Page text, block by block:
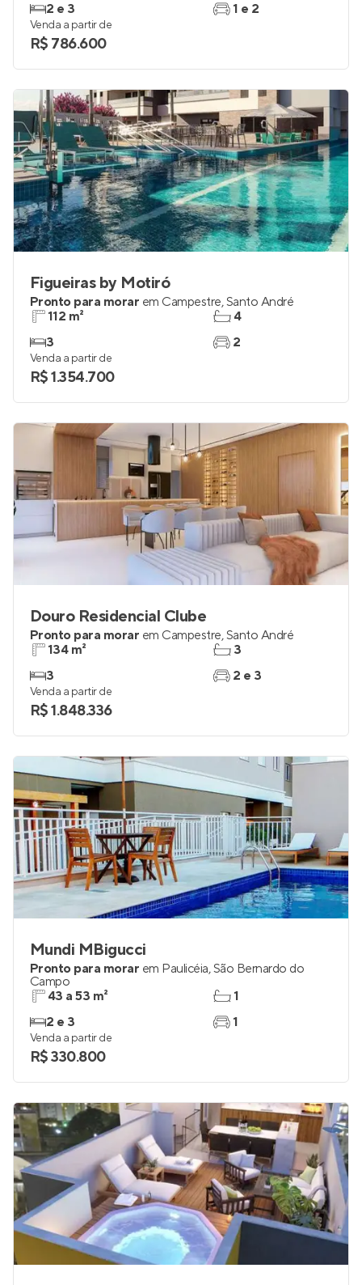
2 e 3
1 e 2
Venda a partir de
R$ 786.600
Figueiras by Motiró
Pronto para morar em Campestre,Santo André
112 m²
3
4
2
Venda a partir de
R$ 1.354.700
Douro Residencial Clube
Pronto para morar em Campestre,Santo André
134 m²
3
3
2 e 3
Venda a partir de
R$ 1.848.336
Mundi MBigucci
Pronto para morar em Paulicéia,São Bernardo do
Campo
43 a 53 m²
2 e 3
1
1
Venda a partir de
R$ 330.800